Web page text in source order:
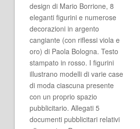
design di Mario Borrione, 8
eleganti figurini e numerose
decorazioni in argento
cangiante (con riflessi viola e
oro) di Paola Bologna. Testo
stampato in rosso. I figurini
illustrano modelli di varie case
di moda ciascuna presente
con un proprio spazio
pubblicitario. Allegati 5
documenti pubblicitari relativi